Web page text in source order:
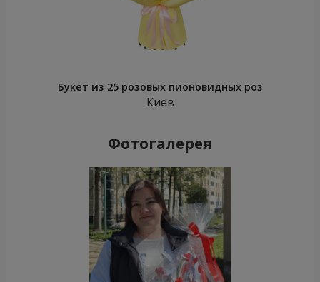
Букет из 25 розовых пионовидных роз
Киев
Фотогалерея